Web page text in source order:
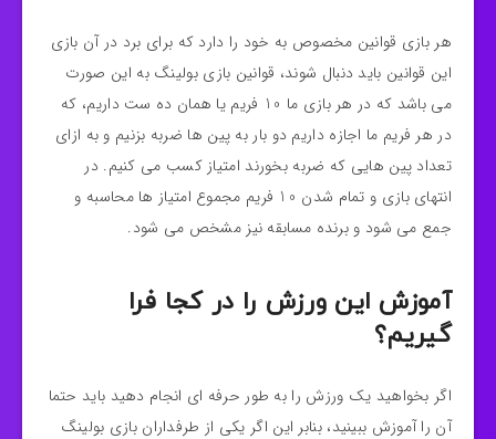
هر بازی قوانین مخصوص به خود را دارد که برای برد در آن بازی
این قوانین باید دنبال شوند، قوانین بازی بولینگ به این صورت
می باشد که در هر بازی ما 10 فریم یا همان ده ست داریم، که
در هر فریم ما اجازه داریم دو بار به پین ها ضربه بزنیم و به ازای
تعداد پین هایی که ضربه بخورند امتیاز کسب می کنیم. در
انتهای بازی و تمام شدن 10 فریم مجموع امتیاز ها محاسبه و
جمع می شود و برنده مسابقه نیز مشخص می شود.
آموزش این ورزش را در کجا فرا
گیریم؟
اگر بخواهید یک ورزش را به طور حرفه ای انجام دهید باید حتما
آن را آموزش ببینید، بنابر این اگر یکی از طرفداران بازی بولینگ